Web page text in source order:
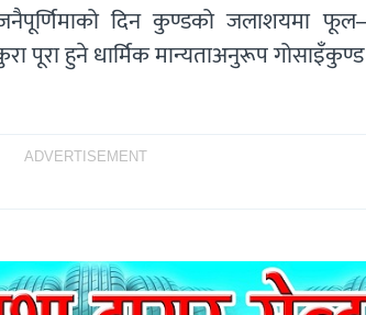
दिन कुण्डको जलाशयमा
पूरा हुने धार्मिक मान्यताअनुरूप
ADVERTISEMENT